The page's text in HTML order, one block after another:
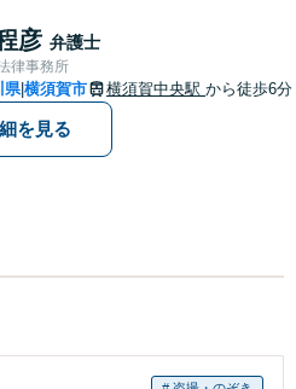
弁護士在籍】
彦 弁護士
律事務所
県|横須賀市 横須賀中央駅 から徒歩6分
を見る